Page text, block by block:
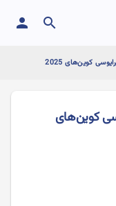
search
person
کوین‌های 2025
کوین‌های